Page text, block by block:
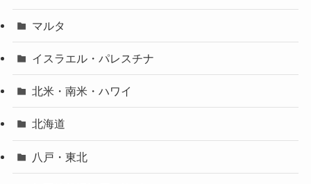
マルタ
イスラエル・パレスチナ
北米・南米・ハワイ
北海道
八戸・東北